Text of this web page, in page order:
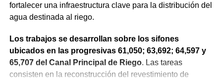
fortalecer una infraestructura clave para la distribución del
agua destinada al riego.
Los trabajos se desarrollan sobre los sifones
ubicados en las progresivas 61,050; 63,692; 64,597 y
65,707 del Canal Principal de Riego. Las tareas
consisten en la reconstrucción del revestimiento de